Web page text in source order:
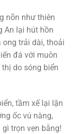
nõn như thiên
An lại hút hồn
trải dài, thoải
đá với muôn
do sóng biển
tầm xế lại lặn
ốc vú nàng,
trọn vẹn bằng!